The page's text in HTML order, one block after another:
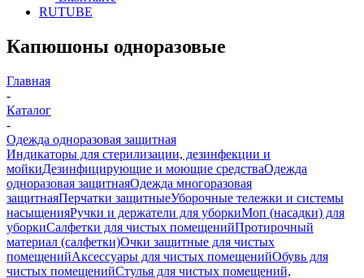
RUTUBE
Капюшоны одноразовые
Главная
-
Каталог
-
Одежда одноразовая защитная
Индикаторы для стерилизации, дезинфекции и
мойкиДезинфицирующие и моющие средстваОдежда
одноразовая защитнаяОдежда многоразовая
защитнаяПерчатки защитныеУборочные тележки и системы
насыщенияРучки и держатели для уборкиМоп (насадки) для
уборкиСалфетки для чистых помещенийПротирочный
материал (салфетки)Очки защитные для чистых
помещенийАксессуары для чистых помещенийОбувь для
чистых помещенийСтулья для чистых помещений,